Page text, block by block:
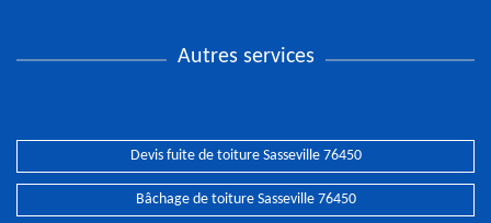
Autres services
Devis fuite de toiture Sasseville 76450
Bâchage de toiture Sasseville 76450